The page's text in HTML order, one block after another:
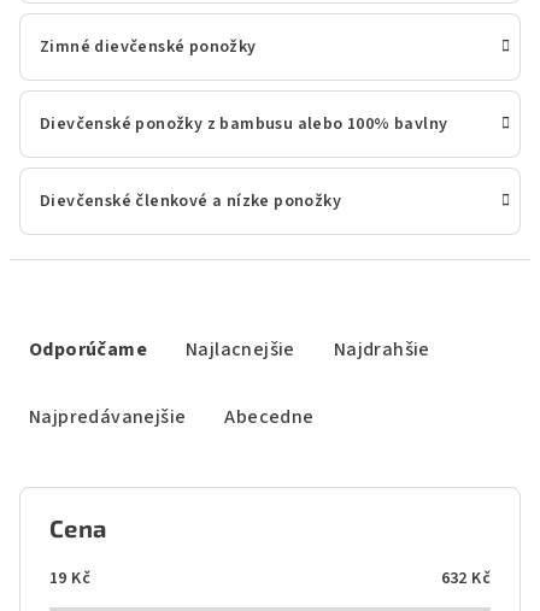
Zimné dievčenské ponožky
Dievčenské ponožky z bambusu alebo 100% bavlny
Dievčenské členkové a nízke ponožky
Odporúčame Najlacnejšie Najdrahšie
Najpredávanejšie Abecedne
Cena
19 Kč 632 Kč